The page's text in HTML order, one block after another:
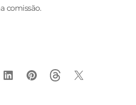
comissão.